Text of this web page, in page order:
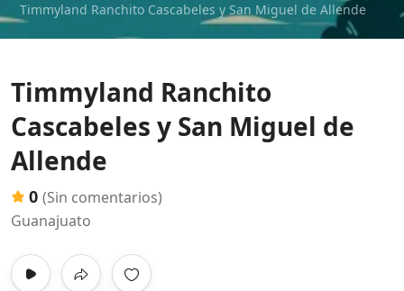
Timmyland Ranchito Cascabeles y San Miguel de Allende
Timmyland Ranchito
Cascabeles y San Miguel de
Allende
0 (Sin comentarios)
Guanajuato